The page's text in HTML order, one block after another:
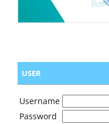
USER
Username
Password